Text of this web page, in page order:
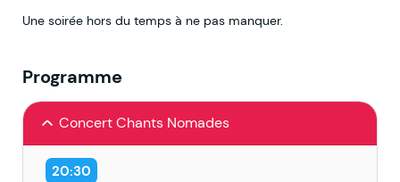
Une soirée hors du temps à ne pas manquer.
Programme
Concert Chants Nomades
20:30